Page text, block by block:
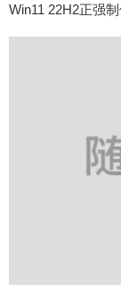
Win11 22H2正强